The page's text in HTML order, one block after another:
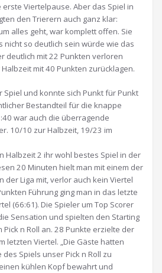
Viertelpause. Aber das Spiel in
den Trierern auch ganz klar:
alles geht, war komplett offen. Sie
nicht so deutlich sein würde wie das
deutlich mit 22 Punkten verloren
mit 40 Punkten zurücklagen.
und konnte sich Punkt für Punkt
Bestandteil für die knappe
war auch die überragende
10/10 zur Halbzeit, 19/23 im
Halbzeit 2 ihr wohl bestes Spiel in der
20 Minuten hielt man mit einem der
der Liga mit, verlor auch kein Viertel
Führung ging man in das letzte
(66:61). Die Spieler um Top Scorer
Sensation und spielten den Starting
Pick n Roll an. 28 Punkte erzielte der
letzten Viertel. „Die Gäste hatten
Spiels unser Pick n Roll zu
kühlen Kopf bewahrt und